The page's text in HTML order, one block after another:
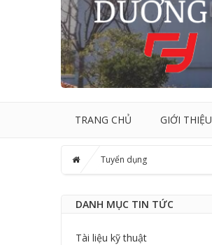
TRANG CHỦ GIỚI THIỆU
Tuyển dụng
DANH MỤC TIN TỨC
Tài liệu kỹ thuật